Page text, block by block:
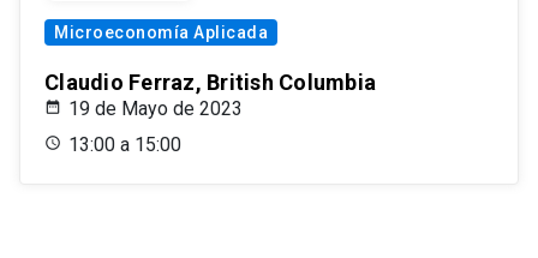
Microeconomía Aplicada
Claudio Ferraz, British Columbia
19 de Mayo de 2023
13:00 a 15:00